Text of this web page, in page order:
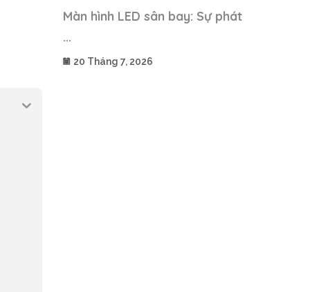
Màn hình LED sân bay: Sự phát
...
20 Tháng 7, 2026